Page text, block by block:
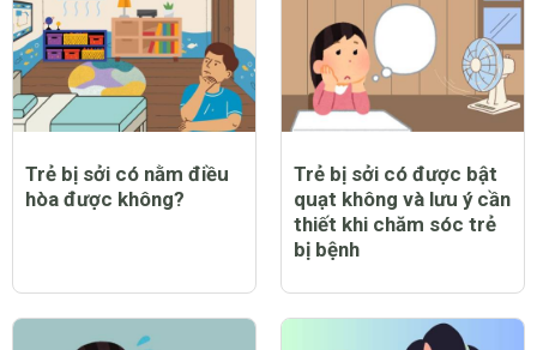
Trẻ bị sởi có nằm điều
hòa được không?
Trẻ bị sởi có được bật
quạt không và lưu ý cần
thiết khi chăm sóc trẻ
bị bệnh